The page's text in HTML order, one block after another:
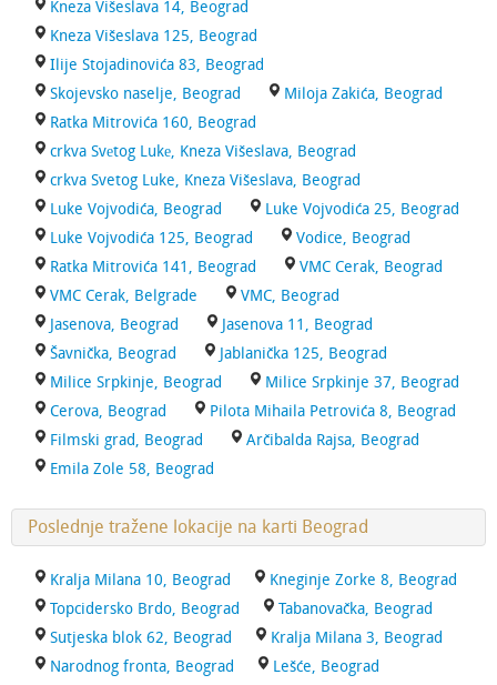
Kneza Višeslava 14, Beograd
Kneza Višeslava 125, Beograd
Ilije Stojadinovića 83, Beograd
Skojevsko naselje, Beograd
Miloja Zakića, Beograd
Ratka Mitrovića 160, Beograd
crkva Svеtog Lukе, Kneza Višeslava, Beograd
crkva Svetog Luke, Kneza Višeslava, Beograd
Luke Vojvodića, Beograd
Luke Vojvodića 25, Beograd
Luke Vojvodića 125, Beograd
Vodice, Beograd
Ratka Mitrovića 141, Beograd
VMC Cerak, Beograd
VMC Cerak, Belgrade
VMC, Beograd
Jasenova, Beograd
Jasenova 11, Beograd
Šavnička, Beograd
Jablanička 125, Beograd
Milice Srpkinje, Beograd
Milice Srpkinje 37, Beograd
Cerova, Beograd
Pilota Mihaila Petrovića 8, Beograd
Filmski grad, Beograd
Arčibalda Rajsa, Beograd
Emila Zole 58, Beograd
Poslednje tražene lokacije na karti Beograd
Kralja Milana 10, Beograd
Kneginje Zorke 8, Beograd
Topcidersko Brdo, Beograd
Tabanovačka, Beograd
Sutjeska blok 62, Beograd
Kralja Milana 3, Beograd
Narodnog fronta, Beograd
Lešće, Beograd